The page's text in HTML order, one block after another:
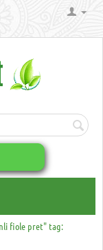
fiole pret" tag: